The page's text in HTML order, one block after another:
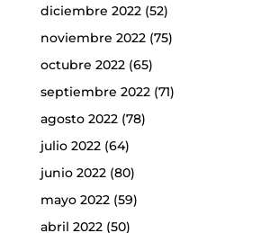
diciembre 2022(52)
noviembre 2022(75)
octubre 2022(65)
septiembre 2022(71)
agosto 2022(78)
julio 2022(64)
junio 2022(80)
mayo 2022(59)
abril 2022(50)